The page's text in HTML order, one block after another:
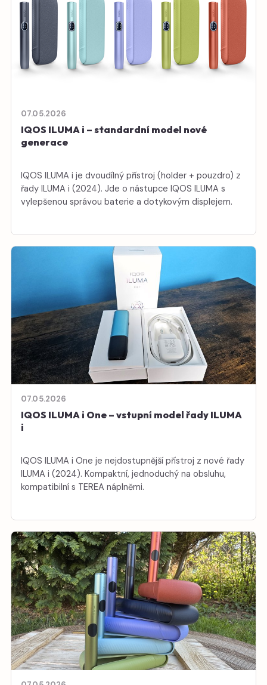
07.05.2026
IQOS ILUMA i – standardní model nové
generace
IQOS ILUMA i je dvoudílný přístroj (holder + pouzdro) z
řady ILUMA i (2024). Jde o nástupce IQOS ILUMA s
vylepšenou správou baterie a dotykovým displejem.
07.05.2026
IQOS ILUMA i One – vstupní model řady ILUMA
i
IQOS ILUMA i One je nejdostupnější přístroj z nové řady
ILUMA i (2024). Kompaktní, jednoduchý na obsluhu,
kompatibilní s TEREA náplněmi.